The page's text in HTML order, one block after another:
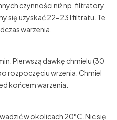
czynności niż np. filtratory
się uzyskać 22-23 l filtratu. Te
warzenia.
Pierwszą dawkę chmielu (30
rozpoczęciu wrzenia. Chmiel
końcem warzenia.
w okolicach 20°C. Nic się